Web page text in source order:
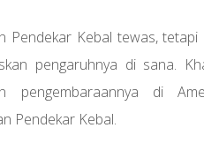
Pendekar Kebal tewas,
pengaruhnya di sana.
pengembaraannya di
Pendekar Kebal.